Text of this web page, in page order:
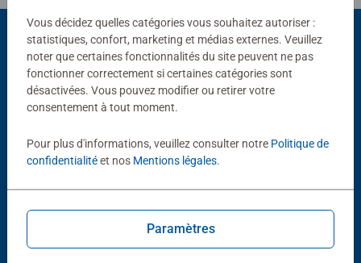
Choix populaires
D'autres personnes aiment aussi
Vous décidez quelles catégories vous souhaitez autoriser :
statistiques, confort, marketing et médias externes. Veuillez
noter que certaines fonctionnalités du site peuvent ne pas
fonctionner correctement si certaines catégories sont
désactivées. Vous pouvez modifier ou retirer votre
consentement à tout moment.
Pour plus d'informations, veuillez consulter notre Politique de
confidentialitéet nos Mentions légales.
Paramètres